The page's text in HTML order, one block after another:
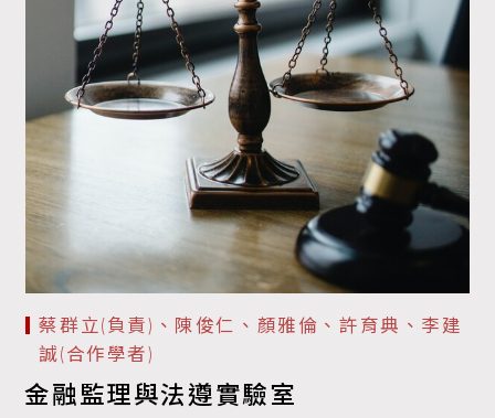
蔡群立(負責)、陳俊仁、顏雅倫、許育典、李建
誠(合作學者)
金融監理與法遵實驗室